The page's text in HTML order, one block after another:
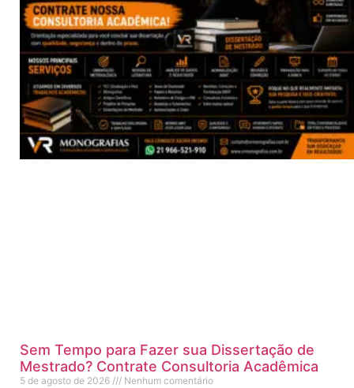
Sem Tempo para Fazer sua Dissertação de
Mestrado? Contrate Consultoria Acadêmica
5 de agosto de 2026 Nenhum comentário